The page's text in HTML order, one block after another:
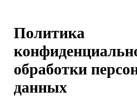
Политика
обработки
данных